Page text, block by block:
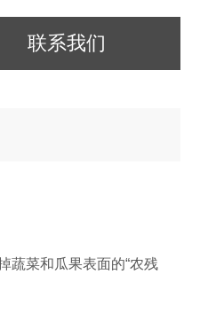
联系我们
蔬菜和瓜果表面的“农残